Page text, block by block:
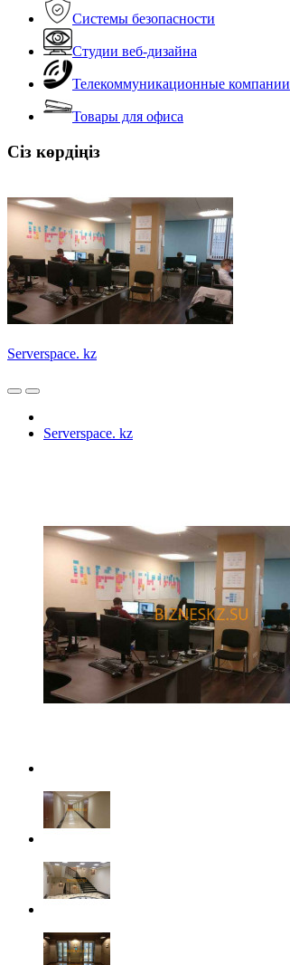
Системы безопасности
Студии веб-дизайна
Телекоммуникационные компании
Товары для офиса
Сіз көрдіңіз
Serverspace. kz
Serverspace. kz